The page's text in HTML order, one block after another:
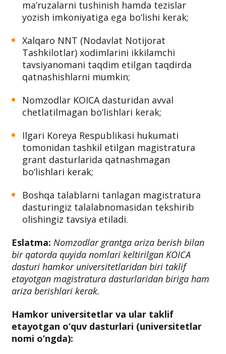
ma’ruzalarni tushinish hamda tezislar
yozish imkoniyatiga ega bo‘lishi kerak;
Xalqaro NNT (Nodavlat Notijorat
Tashkilotlar) xodimlarini ikkilamchi
tavsiyanomani taqdim etilgan taqdirda
qatnashishlarni mumkin;
Nomzodlar KOICA dasturidan avval
chetlatilmagan bo‘lishlari kerak;
Ilgari Koreya Respublikasi hukumati
tomonidan tashkil etilgan magistratura
grant dasturlarida qatnashmagan
bo‘lishlari kerak;
Boshqa talablarni tanlagan magistratura
dasturingiz talalabnomasidan tekshirib
olishingiz tavsiya etiladi.
Eslatma: Nomzodlar grantga ariza berish bilan
bir qatorda quyida nomlari keltirilgan KOICA
dasturi hamkor universitetlaridan biri taklif
etayotgan magistratura dasturlaridan biriga ham
ariza berishlari kerak.
Hamkor universitetlar va ular taklif
etayotgan o‘quv dasturlari (universitetlar
nomi o‘ngda):